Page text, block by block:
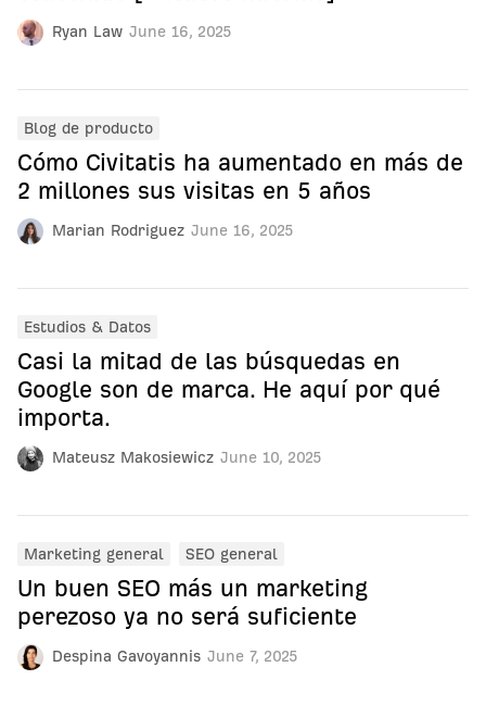
Ryan Law June 16, 2025
Marian Rodriguez June 16, 2025
Blog de producto
Cómo Civitatis ha aumentado en más de
2 millones sus visitas en 5 años
Mateusz Makosiewicz June 10, 2025
Estudios & Datos
Casi la mitad de las búsquedas en
Google son de marca. He aquí por qué
importa.
Despina Gavoyannis June 7, 2025
Marketing general SEO general
Un buen SEO más un marketing
perezoso ya no será suficiente